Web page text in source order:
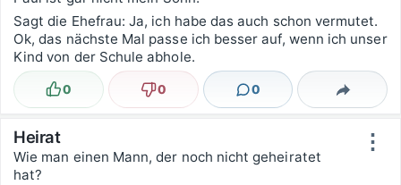
Sagt die Ehefrau: Ja, ich habe das auch schon vermutet.
Ok, das nächste Mal passe ich besser auf, wenn ich unser
Kind von der Schule abhole.
Lustig
0 Nicht lustig
0 0
Kommentare Teilen
⋮
Heirat
Wie man einen Mann, der noch nicht geheiratet
hat?